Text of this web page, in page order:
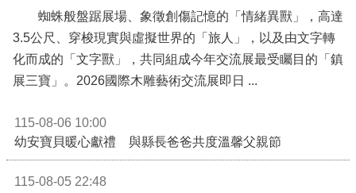
蜘蛛般盤踞展場、象徵創傷記憶的「情緒異獸」，高達
3.5公尺、穿梭現實與虛擬世界的「旅人」，以及由文字轉
化而成的「文字獸」，共同組成今年交流展最受矚目的「鎮
展三寶」。2026國際木雕藝術交流展即日 ...
115-08-06 10:00
幼安寶貝暖心獻禮 與縣長爸爸共度溫馨父親節
115-08-05 22:48